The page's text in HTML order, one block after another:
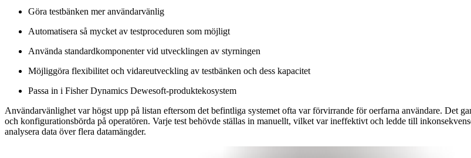
Göra testbänken mer användarvänlig
Automatisera så mycket av testproceduren som möjligt
Använda standardkomponenter vid utvecklingen av styrningen
Möjliggöra flexibilitet och vidareutveckling av testbänken och dess kapacitet
Passa in i Fisher Dynamics Dewesoft-produktekosystem
Användarvänlighet var högst upp på listan eftersom det befintliga systemet ofta var förvirrande för oerfarna användare. Det
och konfigurationsbörda på operatören. Varje test behövde ställas in manuellt, vilket var ineffektivt och ledde till
analysera data över flera datamängder.